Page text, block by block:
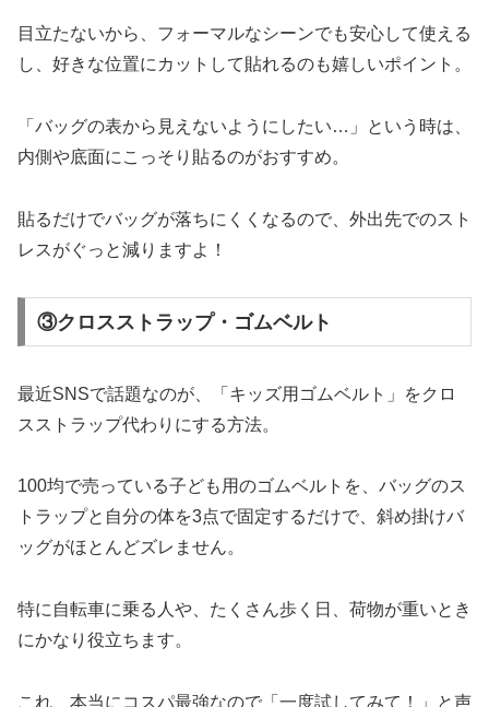
目立たないから、フォーマルなシーンでも安心して使える
し、好きな位置にカットして貼れるのも嬉しいポイント。
「バッグの表から見えないようにしたい…」という時は、
内側や底面にこっそり貼るのがおすすめ。
貼るだけでバッグが落ちにくくなるので、外出先でのスト
レスがぐっと減りますよ！
③クロスストラップ・ゴムベルト
最近SNSで話題なのが、「キッズ用ゴムベルト」をクロ
スストラップ代わりにする方法。
100均で売っている子ども用のゴムベルトを、バッグのス
トラップと自分の体を3点で固定するだけで、斜め掛けバ
ッグがほとんどズレません。
特に自転車に乗る人や、たくさん歩く日、荷物が重いとき
にかなり役立ちます。
これ、本当にコスパ最強なので「一度試してみて！」と声